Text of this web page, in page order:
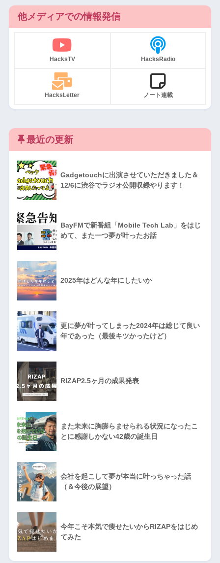
他メディアでの情報発信
HacksTV HacksRadio
HacksLetter ノート連載
最近の更新
Gadgetouchに出演させていただきました＆
12/6に渋谷でラジオ公開収録やります！
BayFMで新番組「Mobile Tech Lab」をはじ
めて、また一つ夢が叶ったお話
2025年はどんな年にしたいか
更に夢が叶ってしまった2024年は総じて良い
年であった（最後キツかったけど）
RIZAP2.5ヶ月の成果発表
また未来に胸膨らませられる状況になったこ
とに感謝しかない42歳の誕生日
会社を起こして夢が本当に叶っちゃった話
（＆今後の展望）
今年こそ本気で痩せたいからRIZAPをはじめ
てみた